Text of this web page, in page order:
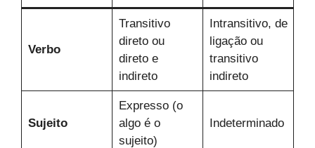
Verbo
Transitivo
direto ou
direto e
indireto
Intransitivo, de
ligação ou
transitivo
indireto
Sujeito
Expresso (o
algo é o
sujeito)
Indeterminado